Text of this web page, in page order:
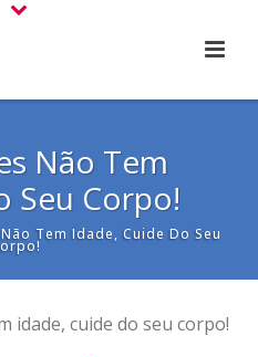
Não Tem
Seu Corpo!
Tem Idade, Cuide Do Seu